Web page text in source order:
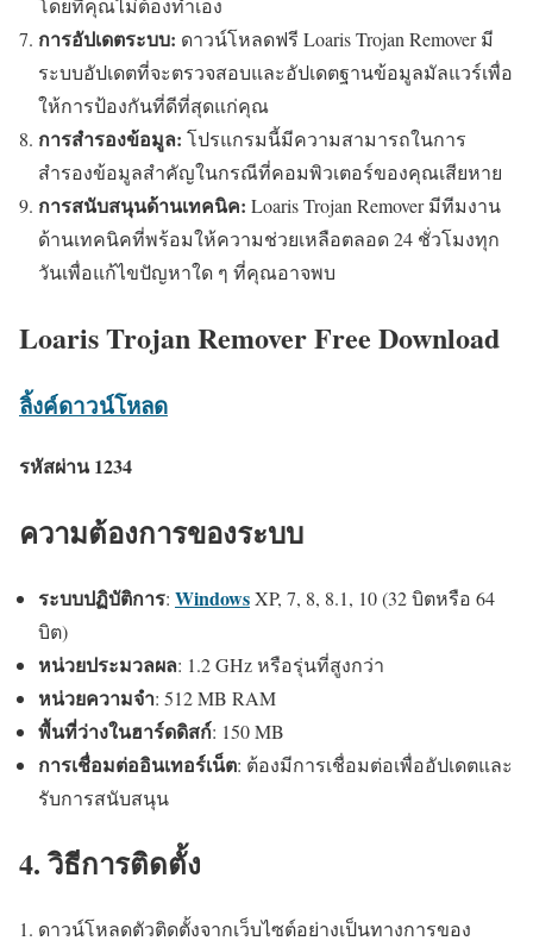
โดยที่คุณไม่ต้องทำเอง
การอัปเดตระบบ: ดาวน์โหลดฟรี Loaris Trojan Remover มี
ระบบอัปเดตที่จะตรวจสอบและอัปเดตฐานข้อมูลมัลแวร์เพื่อ
ให้การป้องกันที่ดีที่สุดแก่คุณ
การสำรองข้อมูล: โปรแกรมนี้มีความสามารถในการ
สำรองข้อมูลสำคัญในกรณีที่คอมพิวเตอร์ของคุณเสียหาย
การสนับสนุนด้านเทคนิค: Loaris Trojan Remover มีทีมงาน
ด้านเทคนิคที่พร้อมให้ความช่วยเหลือตลอด 24 ชั่วโมงทุก
วันเพื่อแก้ไขปัญหาใด ๆ ที่คุณอาจพบ
Loaris Trojan Remover Free Download
ลิ้งค์ดาวน์โหลด
รหัสผ่าน 1234
ความต้องการของระบบ
ระบบปฏิบัติการ: WindowsXP, 7, 8, 8.1, 10 (32 บิตหรือ 64
บิต)
หน่วยประมวลผล: 1.2 GHz หรือรุ่นที่สูงกว่า
หน่วยความจำ: 512 MB RAM
พื้นที่ว่างในฮาร์ดดิสก์: 150 MB
การเชื่อมต่ออินเทอร์เน็ต: ต้องมีการเชื่อมต่อเพื่ออัปเดตและ
รับการสนับสนุน
4. วิธีการติดตั้ง
ดาวน์โหลดตัวติดตั้งจากเว็บไซต์อย่างเป็นทางการของ